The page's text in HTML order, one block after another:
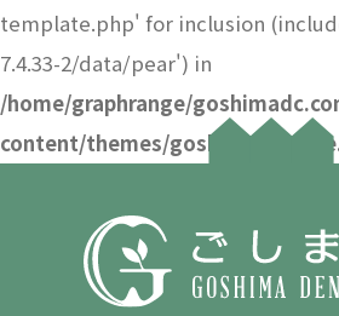
template.php' for inclusion
7.4.33-2/data/pear') in
/home/graphrange/
content/themes/goshima/